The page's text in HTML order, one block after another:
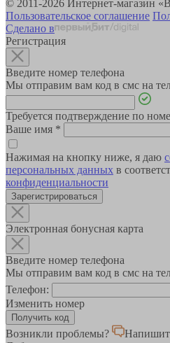
© 2011-2026 Интернет-магазин
Пользовательское соглашение
Сделано в
Регистрация
Введите номер телефона
Мы отправим вам код в смс на
Требуется подтверждение по
Ваше имя *
Нажимая на кнопку ниже, я даю
персональных данных в
конфиденциальности
Зарегистрироваться
Электронная бонусная карта
Введите номер телефона
Мы отправим вам код в смс на
Телефон:
Изменить номер
Возникли проблемы?